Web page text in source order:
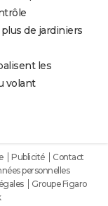
de jardiniers
les
volant
Publicité
Contact
personnelles
Groupe Figaro